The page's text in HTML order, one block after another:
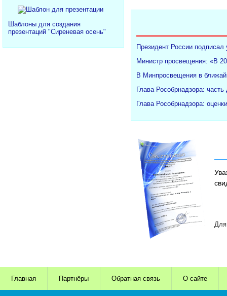
Шаблоны для создания
презентаций "Сиреневая осень"
Президент России подписал
Министр просвещения: «В
В Минпросвещения в
Глава Рособрнадзора:
Глава Рособрнадзора:
Для
Главная Партнёры Обратная связь О сайте